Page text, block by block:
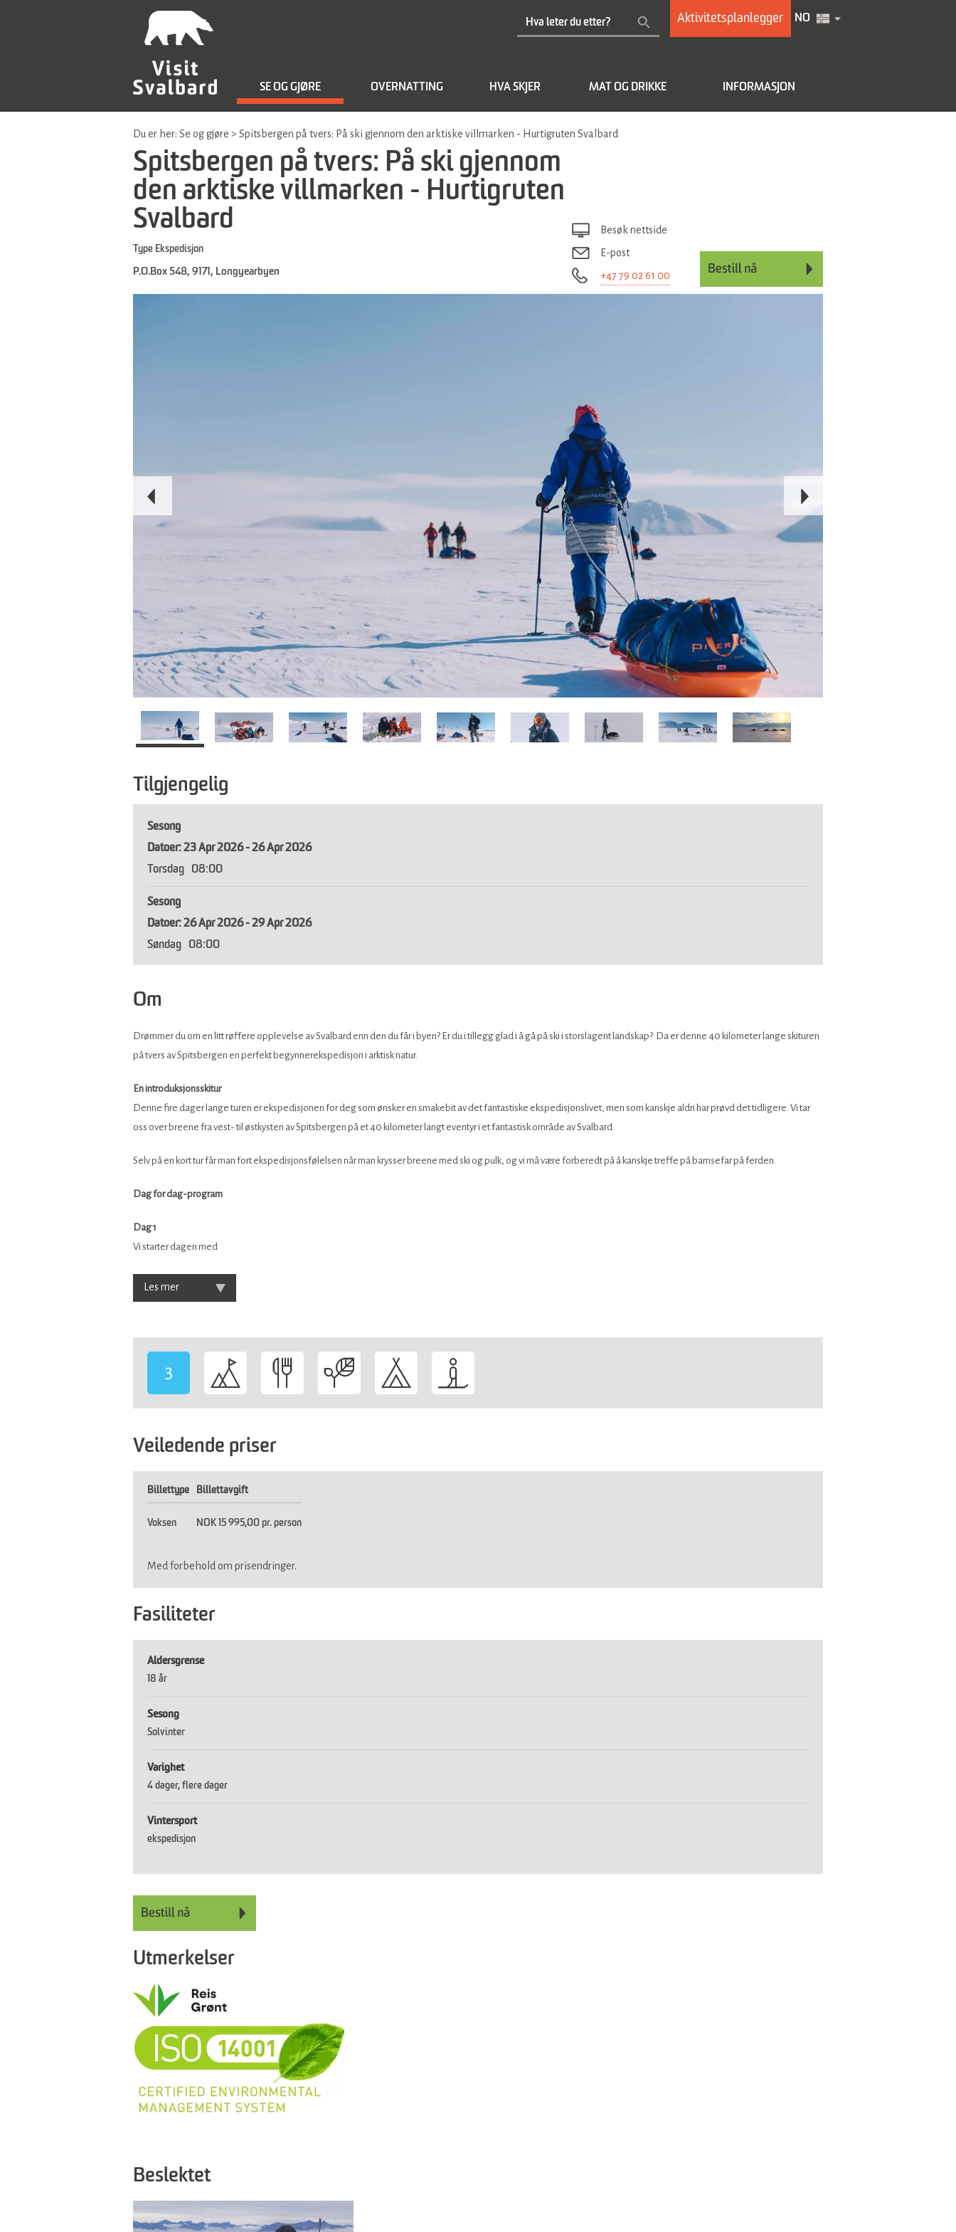
Aktivitetsplanlegger NO
SE OG GJØRE OVERNATTING HVA SKJER MAT OG DRIKKE INFORMASJON
Du er her: Se og gjøre > Spitsbergen på tvers: På ski gjennom den arktiske villmarken - Hurtigruten Svalbard
Spitsbergen på tvers: På ski gjennom
den arktiske villmarken - Hurtigruten
Svalbard
Type Ekspedisjon
P.O.Box 548, 9171 , Longyearbyen
Besøk nettside
E-post
+47 79 02 61 00
Tilgjengelig
Sesong
23 Apr 2026 - 26 Apr 2026
Torsdag
08:00
Sesong
26 Apr 2026 - 29 Apr 2026
Søndag
08:00
Om
Drømmer du om en litt røffere opplevelse av Svalbard enn den du får i byen? Er du i tillegg glad i å gå på ski i storslagent landskap? Da er denne 40 kilometer lange skituren
på tvers av Spitsbergen en perfekt begynnerekspedisjon i arktisk natur.​​​​​​
En introduksjonsskitur
Denne fire dager lange turen er ekspedisjonen for deg som ønsker en smakebit av det fantastiske ekspedisjonslivet, men som kanskje aldri har prøvd det tidligere. Vi tar
oss over breene fra vest- til østkysten av Spitsbergen på et 40 kilometer langt eventyr i et fantastisk område av Svalbard.
Selv på en kort tur får man fort ekspedisjonsfølelsen når man krysser breene med ski og pulk, og vi må være forberedt på å kanskje treffe på bamsefar på ferden.
Dag for dag-program
Dag 1
Vi starter dagen med
Les mer
3
Veiledende priser
Billettype Billettavgift
Voksen NOK 15 995,00 pr. person
Med forbehold om prisendringer.
Fasiliteter
Aldersgrense
18 år
Sesong
Solvinter
Varighet
4 dager flere dager
Vintersport
ekspedisjon
Utmerkelser
Beslektet